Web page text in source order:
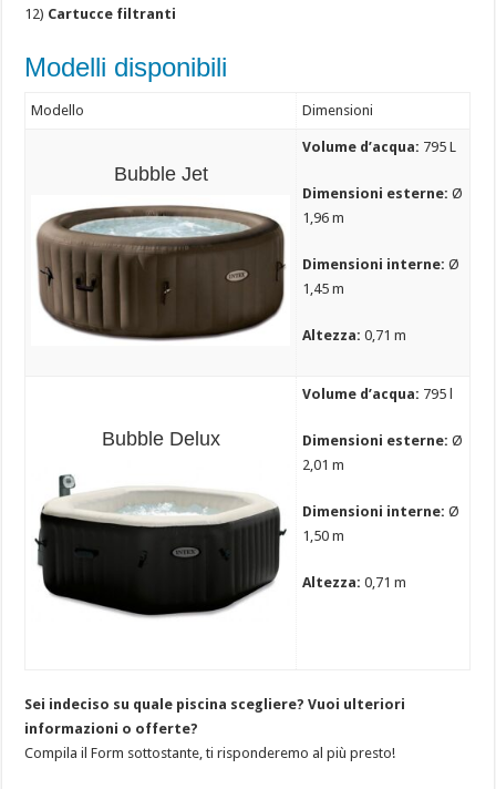
12) Cartucce filtranti
Modelli disponibili
Modello Dimensioni
Bubble Jet
Volume d’acqua: 795 L
Dimensioni esterne: Ø
1,96 m
Dimensioni interne: Ø
1,45 m
Altezza: 0,71 m
Bubble Delux
Volume d’acqua: 795 l
Dimensioni esterne: Ø
2,01 m
Dimensioni interne: Ø
1,50 m
Altezza: 0,71 m
Sei indeciso su quale piscina scegliere? Vuoi ulteriori
informazioni o offerte?
Compila il Form sottostante, ti risponderemo al più presto!